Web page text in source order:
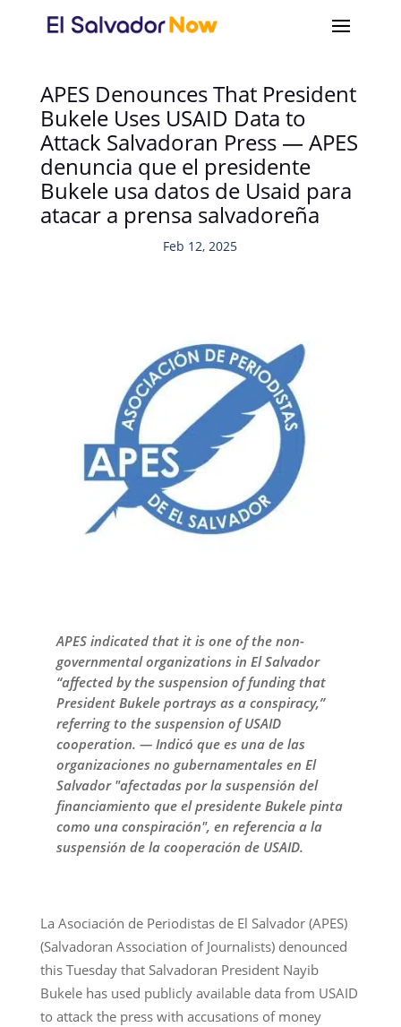
APES Denounces That President
Bukele Uses USAID Data to
Attack Salvadoran Press — APES
denuncia que el presidente
Bukele usa datos de Usaid para
atacar a prensa salvadoreña
Feb 12, 2025
APES indicated that it is one of the non-
governmental organizations in El Salvador
“affected by the suspension of funding that
President Bukele portrays as a conspiracy,”
referring to the suspension of USAID
cooperation. — Indicó que es una de las
organizaciones no gubernamentales en El
Salvador "afectadas por la suspensión del
financiamiento que el presidente Bukele pinta
como una conspiración", en referencia a la
suspensión de la cooperación de USAID.
La Asociación de Periodistas de El Salvador (APES)
(Salvadoran Association of Journalists) denounced
this Tuesday that Salvadoran President Nayib
Bukele has used publicly available data from USAID
to attack the press with accusations of money